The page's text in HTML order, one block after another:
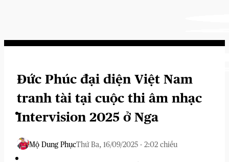
dung
Đức Phúc đại diện Việt Nam
tranh tài tại cuộc thi âm nhạc
Intervision 2025 ở Nga
Mộ Dung PhụcThứ Ba, 16/09/2025 - 2:02 chiều